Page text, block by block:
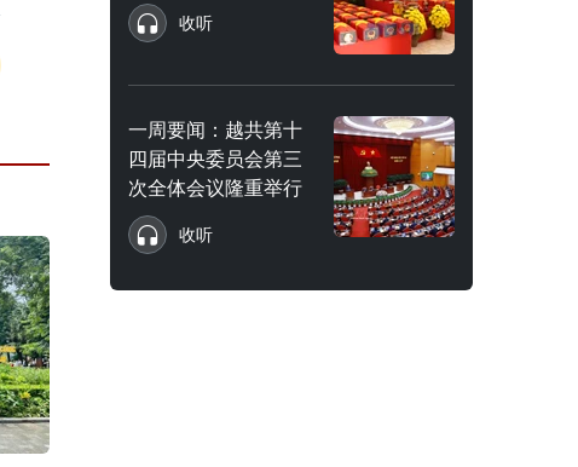
收听
一周要闻：越共第十
四届中央委员会第三
次全体会议隆重举行
收听